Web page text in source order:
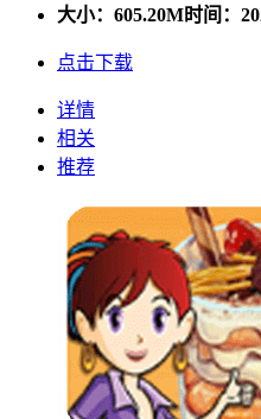
大小： 605.20M时间：
点击下载
详情
相关
推荐